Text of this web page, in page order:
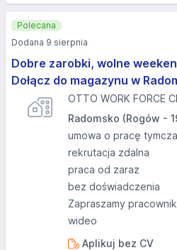
Dobre zarobki, wolne
Dołącz do magazynu w
OTTO WORK FORCE
Radomsko (Rogów -
umowa o pracę
rekrutacja zdalna
praca od zaraz
bez doświadczenia
Zapraszamy
wideo
Aplikuj bez CV
Polecana
Dodana 9 sierpnia